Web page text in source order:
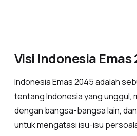
Visi Indonesia Emas
Indonesia Emas 2045 adalah
tentang Indonesia yang unggul,
dengan bangsa-bangsa lain,
untuk mengatasi isu-isu